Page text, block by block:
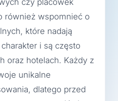
czy placówek
również wspomnieć o
które nadają
i są często
oraz hotelach. Każdy z
unikalne
dlatego przed